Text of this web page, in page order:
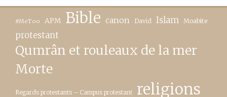
#MeToo APM Bible canon David Islam Moabite
protestant
Qumrân et rouleaux de la mer
Morte
Regards protestants – Campus protestant religions